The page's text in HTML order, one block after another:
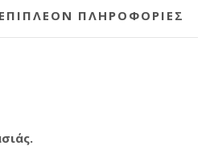
ΕΠΙΠΛΈΟΝ ΠΛΗΡΟΦΟΡΊΕΣ